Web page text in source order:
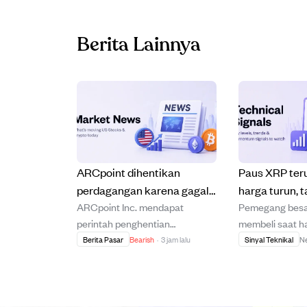
Berita Lainnya
ARCpoint dihentikan
perdagangan karena gagal
laporkan laporan keuangan
2026 tepat waktu.
ARCpoint Inc. mendapat
perintah penghentian
perdagangan dari British
Berita Pasar Bearish · 3 jam lalu
Paus XRP
harga turun,
menunjukkan
lebih dalam.
Pemegang
membeli saat
$2,40 ke
Sinyal Teknikal